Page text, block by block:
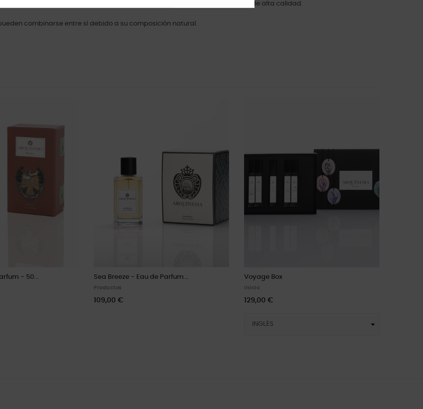
a partir de los mejores aceites esenciales y de ingredientes orgánicos de alta calidad.
combinarse entre sí debido a su composición natural.
- 50... Sea Breeze - Eau de Parfum...
Productos
109,00 €
Voyage Box
Inicio
129,00 €